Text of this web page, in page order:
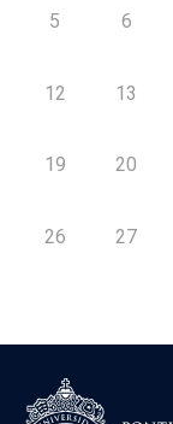
5 6
12 13
19 20
26 27